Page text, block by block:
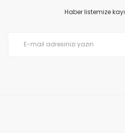
Ürün açıklamasında eksik
Haber listemize